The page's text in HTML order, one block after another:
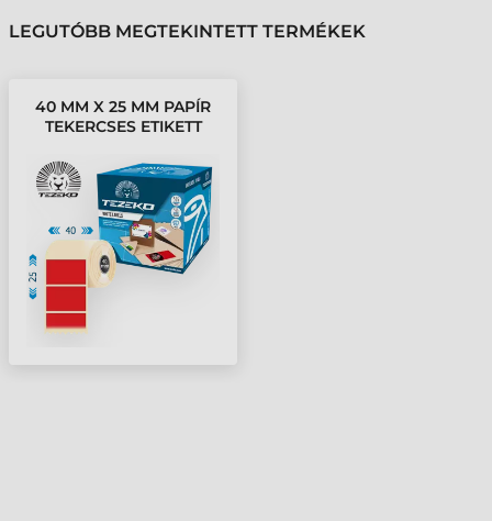
LEGUTÓBB MEGTEKINTETT TERMÉKEK
40 MM X 25 MM PAPÍR
TEKERCSES ETIKETT
CÍMKE/TEKERCS )